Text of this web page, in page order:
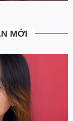
hỗ trợ giao hàng
free ship đơn
phối qua
hành (hàng sản
MỚI